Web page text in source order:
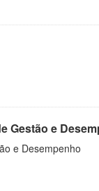
Gestão e
e Desempenho